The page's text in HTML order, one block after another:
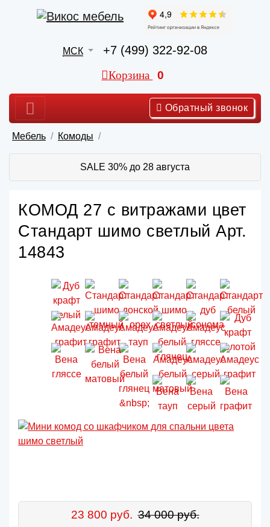
МСК +7 (499) 322-92-08
Корзина 0
Обратный звонок
Мебель Комоды
SALE 30% до 28 августа
КОМОД 27 с витражами цвет
Стандарт шимо светлый Арт.
14843
23 800 руб. 34 000 руб.